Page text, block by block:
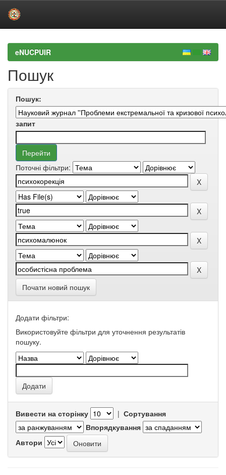
navigationeNUCPUIR
Пошук
Пошук:
запит
Поточні фільтри:
Почати новий пошук
Додати фільтри:
Використовуйте фільтри для уточнення результатів
пошуку.
Вивести на сторінку | Сортування
Впорядкування
Автори